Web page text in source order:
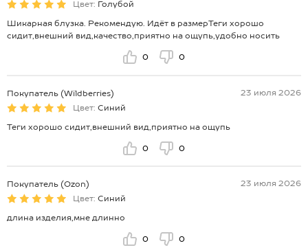
Цвет: Голубой
Шикарная блузка. Рекомендую. Идёт в размерТеги хорошо
сидит,внешний вид,качество,приятно на ощупь,удобно носить
0 0
Покупатель (Wildberries)
23 июля 2026
Цвет: Синий
Теги хорошо сидит,внешний вид,приятно на ощупь
0 0
Покупатель (Ozon)
23 июля 2026
Цвет: Синий
длина изделия,мне длинно
0 0